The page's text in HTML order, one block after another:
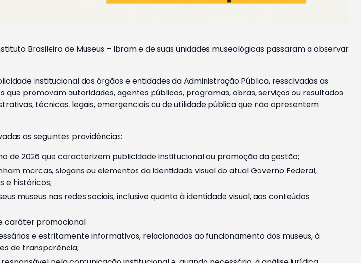
Brasileiro de Museus – Ibram e de suas unidades museológicas passaram a observar
institucional dos órgãos e entidades da Administração Pública, ressalvadas as
promovam autoridades, agentes públicos, programas, obras, serviços ou resultados
técnicas, legais, emergenciais ou de utilidade pública que não apresentem
as seguintes providências:
2026 que caracterizem publicidade institucional ou promoção da gestão;
marcas, slogans ou elementos da identidade visual do atual Governo Federal,
e históricos;
museus nas redes sociais, inclusive quanto à identidade visual, aos conteúdos
caráter promocional;
e estritamente informativos, relacionados ao funcionamento dos museus, à
de transparência;